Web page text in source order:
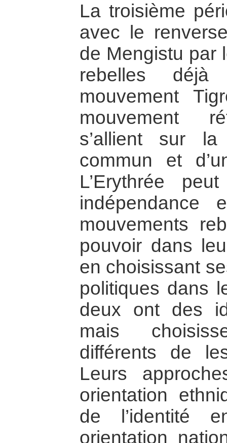
La troisième
avec le
de Mengistu par
rebelles
mouvement
mouvement
s’allient sur
commun et
L’Erythrée
indépendance
mouvements
pouvoir dans
en choisissant
politiques dans
deux ont des
mais
différents de
Leurs
orientation
de l’identité
orientation